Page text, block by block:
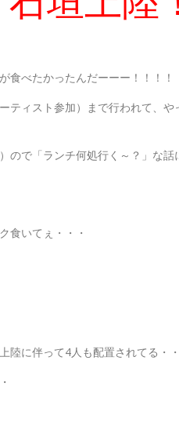
食べたかったんだーーー！！！！
ティスト参加）まで行われて、
ので「ランチ何処行く～？」な
いてぇ・・・
陸に伴って4人も配置されてる・・